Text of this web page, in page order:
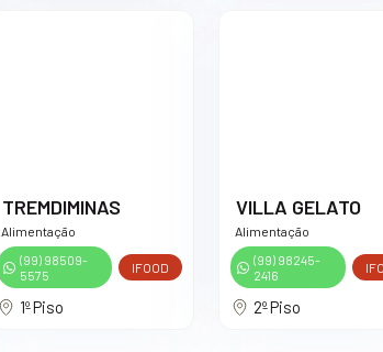
TREMDIMINAS
Alimentação
(99) 98509-
5575
IFOOD
1º Piso
VILLA GELATO
Alimentação
(99) 98245-
2416
2º Piso